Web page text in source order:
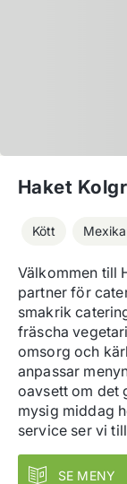
Haket
Kött
Välkommen till
partner för
smakrik
fräscha
omsorg och
anpassar
oavsett om det
mysig middag
service ser vi
SE MENY